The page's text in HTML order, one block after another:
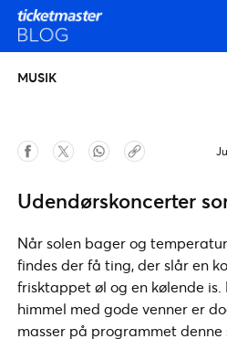
MUSIK
Udendørskoncerter
Når solen bager og
findes der få ting, der slår en
frisktappet øl og en kølende
himmel med gode venner er
masser på programmet denne